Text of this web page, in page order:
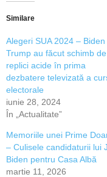
Similare
Alegeri SUA 2024 – Biden
Trump au făcut schimb de
replici acide în prima
dezbatere televizată a
electorale
iunie 28, 2024
În „Actualitate”
Memoriile unei Prime
– Culisele candidaturii lui
Biden pentru Casa Albă
martie 11, 2026